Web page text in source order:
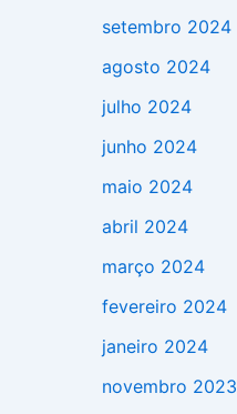
setembro 2024
agosto 2024
julho 2024
junho 2024
maio 2024
abril 2024
março 2024
fevereiro 2024
janeiro 2024
novembro 2023